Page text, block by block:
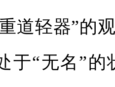
道轻器”的
于“无名”